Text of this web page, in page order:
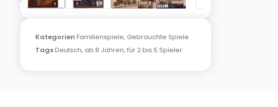
Kategorien Familienspiele, Gebrauchte Spiele
TagsDeutsch, ab 8 Jahren, für 2 bis 5 Spieler